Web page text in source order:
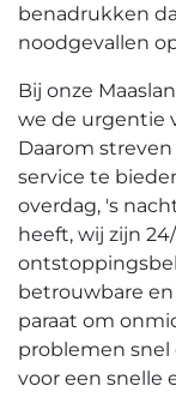
benadrukken
noodgevallen
Bij onze
we de urgentie
Daarom
service te
overdag, 's
heeft, wij zijn
betrouwbare
paraat om
problemen snel
voor een snelle